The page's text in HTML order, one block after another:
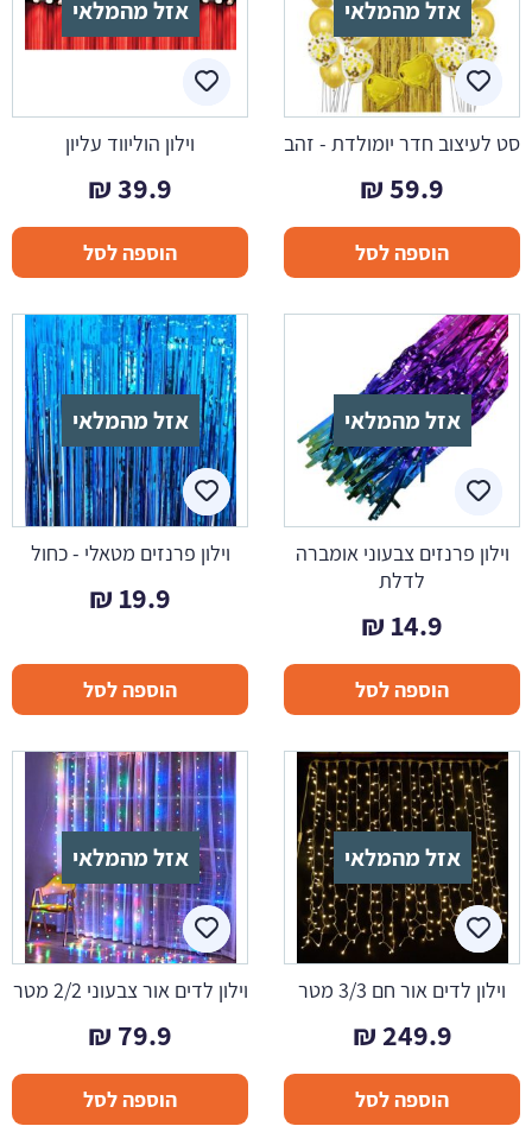
אזל מהמלאי
סט לעיצוב חדר יומולדת - זהב
59.9
₪
הוספה לסל
אזל מהמלאי
וילון הוליווד עליון
39.9
₪
הוספה לסל
אזל מהמלאי
וילון פרנזים צבעוני אומברה
לדלת
14.9
₪
הוספה לסל
אזל מהמלאי
וילון פרנזים מטאלי - כחול
19.9
₪
הוספה לסל
אזל מהמלאי
וילון לדים אור חם 3/3 מטר
249.9
₪
הוספה לסל
אזל מהמלאי
וילון לדים אור צבעוני 2/2 מטר
79.9
₪
הוספה לסל